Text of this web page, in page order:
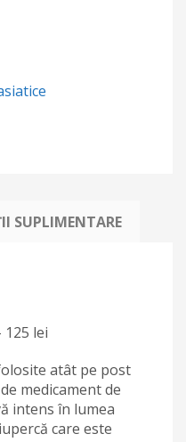
SUPLIMENTARE
125 lei
atât pe post
medicament de
intens în lumea
care este